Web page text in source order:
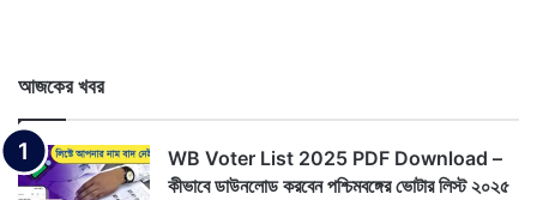
আজকের খবর
WB Voter List 2025 PDF Download –
কীভাবে ডাউনলোড করবেন পশ্চিমবঙ্গের ভোটার লিস্ট ২০২৫